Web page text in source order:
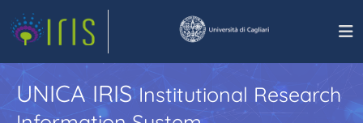
UNICA IRISInstitutional Research